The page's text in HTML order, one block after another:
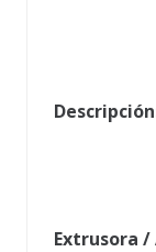
Extrusora /